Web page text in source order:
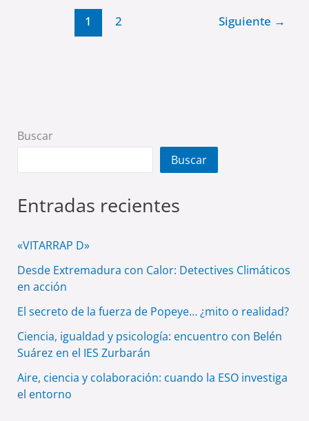
1 2 Siguiente →
Buscar
Buscar
Entradas recientes
«VITARRAP D»
Desde Extremadura con Calor: Detectives Climáticos
en acción
El secreto de la fuerza de Popeye… ¿mito o realidad?
Ciencia, igualdad y psicología: encuentro con Belén
Suárez en el IES Zurbarán
Aire, ciencia y colaboración: cuando la ESO investiga
el entorno